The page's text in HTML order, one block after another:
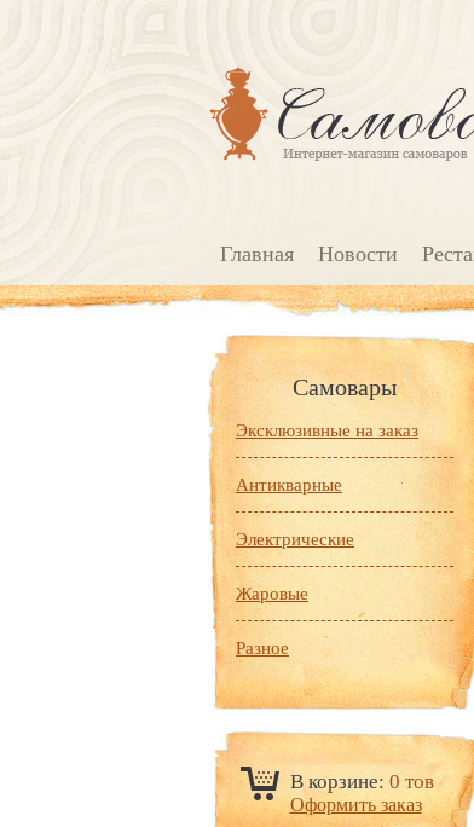
Главная Новости
Самовары
Эксклюзивные на заказ
Антикварные
Электрические
Жаровые
Разное
В корзине: 0 тов
Оформить заказ